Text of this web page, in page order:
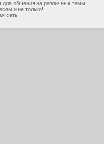
общения на различные темы.
и не только!
сеть